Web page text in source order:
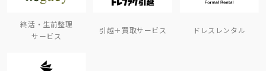
終活・生前整理
サービス
引越＋買取サービス ドレスレンタル